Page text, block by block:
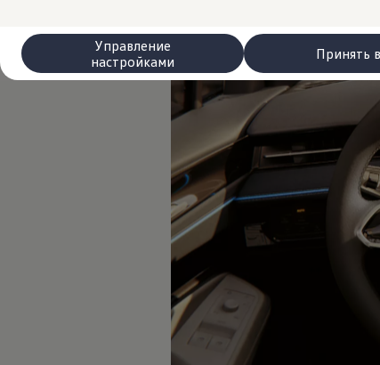
Принять
Управление
настройками
Сервис и запчасти
Преимущества Volkswagen
Техобслуживание
Ремонт и проверки
Моторное масло и технические жидкости
Колеса и шины
Помощь при авариях и поломках
Обслуживание автомобилей
Защита кузова и салона
Решения для перевозки и багажа
Развлечения и электроника
Персонализация
Настенная зарядная станция и кабели для
Важная информация для клиентов
Переработка и возврат продукции
Кампании по отзыву автомобилей
Предупредительные и контрольные
Обновления программного обеспечения
Обновления программного обеспечения
Электронное руководство